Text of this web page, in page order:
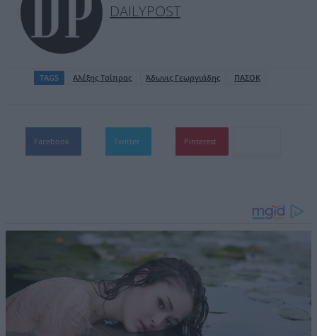
DAILYPOST
TAGS Aλέξης Τσίπρας Άδωνις Γεωργιάδης ΠΑΣΟΚ
Facebook Twitter Pinterest